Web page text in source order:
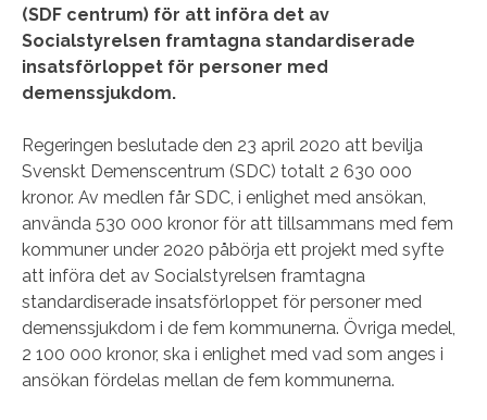
(SDF centrum) för att införa det av
Socialstyrelsen framtagna standardiserade
insatsförloppet för personer med
demenssjukdom.
Regeringen beslutade den 23 april 2020 att bevilja
Svenskt Demenscentrum (SDC) totalt 2 630 000
kronor. Av medlen får SDC, i enlighet med ansökan,
använda 530 000 kronor för att tillsammans med fem
kommuner under 2020 påbörja ett projekt med syfte
att införa det av Socialstyrelsen framtagna
standardiserade insatsförloppet för personer med
demenssjukdom i de fem kommunerna. Övriga medel,
2 100 000 kronor, ska i enlighet med vad som anges i
ansökan fördelas mellan de fem kommunerna.